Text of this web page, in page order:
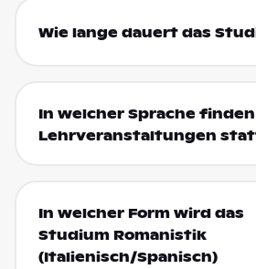
Wie lange dauert das
In welcher Sprache
Lehrveranstaltungen
In welcher Form wird das
Studium Romanistik
(Italienisch/Spanisch)